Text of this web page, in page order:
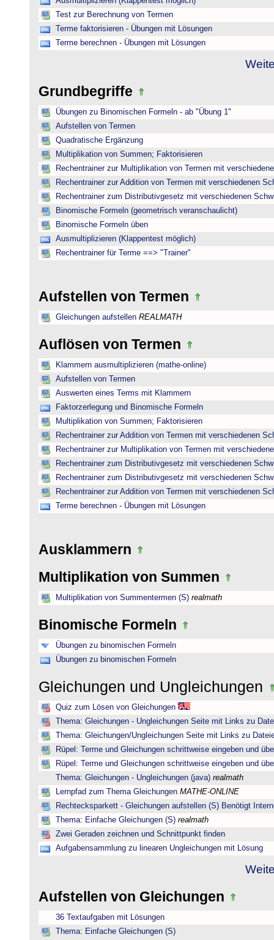
Test zur Berechnung von Termen
Terme faktorisieren - Übungen mit Lösungen
Terme berechnen - Übungen mit Lösungen
Grundbegriffe
Übungen zu Binomischen Formeln - ab "Übung 1"
Aufstellen von Termen
Quadratische Ergänzung
Multiplikation von Summen; Faktorisieren
Rechentrainer zur Multiplikation von Termen mit
Rechentrainer zur Addition von Termen mit verschiedenen
Rechentrainer zum Distributivgesetz mit verschiedenen
Binomische Formeln (geometrisch veranschaulicht)
Binomische Formeln üben
Ausmultiplizieren (Klappentest möglich)
Rechentrainer für Terme ==> "Trainer"
Aufstellen von Termen
Gleichungen aufstellen REALMATH
Auflösen von Termen
Klammern ausmultiplizieren (mathe-online)
Aufstellen von Termen
Auswerten eines Terms mit Klammern
Faktorzerlegung und Binomische Formeln
Multiplikation von Summen; Faktorisieren
Rechentrainer zur Addition von Termen mit verschiedenen
Rechentrainer zur Multiplikation von Termen mit
Rechentrainer zum Distributivgesetz mit verschiedenen
Rechentrainer zum Distributivgesetz mit verschiedenen
Rechentrainer zur Addition von Termen mit verschiedenen
Terme berechnen - Übungen mit Lösungen
Ausklammern
Multiplikation von Summen
Multiplikation von Summentermen (S) realmath
Binomische Formeln
Übungen zu binomischen Formeln
Übungen zu binomischen Formeln
Gleichungen und Ungleichungen
Quiz zum Lösen von Gleichungen
Thema: Gleichungen - Ungleichungen Seite mit Links zu
Thema: Gleichungen/Ungleichungen Seite mit Links zu
Rüpel: Terme und Gleichungen schrittweise eingeben und
Rüpel: Terme und Gleichungen schrittweise eingeben und
Thema: Gleichungen - Ungleichungen (java) realmath
Lernpfad zum Thema Gleichungen MATHE-ONLINE
Rechtecksparkett - Gleichungen aufstellen (S) Benötigt
Thema: Einfache Gleichungen (S) realmath
Zwei Geraden zeichnen und Schnittpunkt finden
Aufgabensammlung zu linearen Ungleichungen mit Lösung
Aufstellen von Gleichungen
36 Textaufgaben mit Lösungen
Thema: Einfache Gleichungen (S)